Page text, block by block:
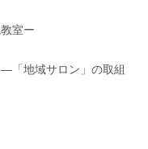
室ー
「地域サロン」の取組